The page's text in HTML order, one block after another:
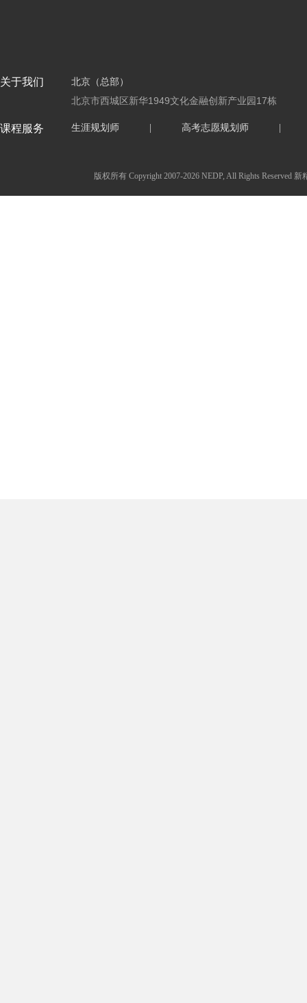
关于我们
北京（总部）
北京市西城区新华1949文化金融创新产业园17栋
课程服务 生涯规划师 | 高考志愿规划师 |
版权所有 Copyright 2007-2026 NEDP, All Rights